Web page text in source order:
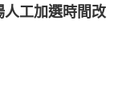
工加選時間改